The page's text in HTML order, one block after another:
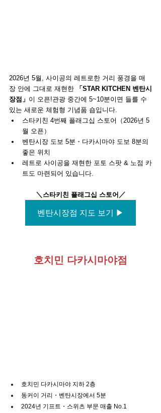
2026년 5월, 사이공의 레트로한 거리 풍경을 매
장 안에 그대로 재현한
「STAR KITCHEN 벤탄시
장점」 이 오픈!관광 중간에 5~10분이면 들를 수
있는 새로운 체험형 기념품 숍입니다.
스타키친 4번째 플래그십 스토어（2026년 5
월 오픈）
벤탄시장 도보 5분・다카시마야 도보 8분의
좋은 위치
레트로 사이공을 재현한 포토 스팟 & 노점 카
트도 마련되어 있습니다.
＼ 스타키친 플래그십 스토어 ／
벤탄시장점 지도 보기 ▶
호치민 다카시마야점
호치민 다카시마야 지하 2층
동커이 거리・벤탄시장에서 5분
2024년 기프트・스위츠 부문 매출 No.1